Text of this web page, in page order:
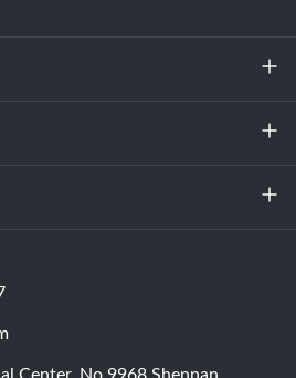
серверна кімната